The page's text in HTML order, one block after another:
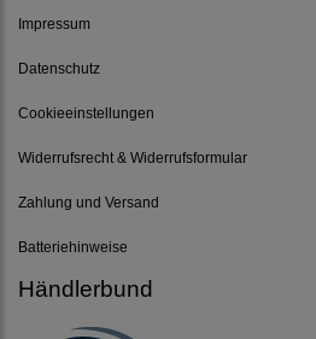
Impressum
Datenschutz
Cookieeinstellungen
Widerrufsrecht & Widerrufsformular
Zahlung und Versand
Batteriehinweise
Händlerbund